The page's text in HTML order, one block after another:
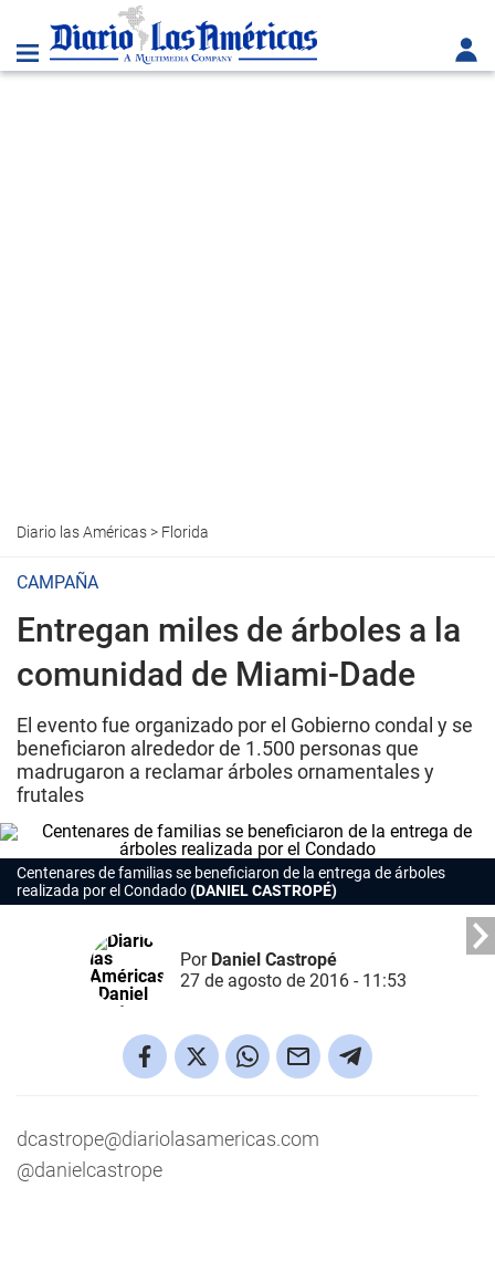
Diario las Américas> Florida
CAMPAÑA
Entregan miles de árboles a la
comunidad de Miami-Dade
El evento fue organizado por el Gobierno condal y se
beneficiaron alrededor de 1.500 personas que
madrugaron a reclamar árboles ornamentales y
frutales
Centenares de familias se beneficiaron de la entrega de árboles
realizada por el Condado(DANIEL CASTROPÉ)
Por Daniel Castropé
27 de agosto de 2016 - 11:53
dcastrope@diariolasamericas.com
@danielcastrope